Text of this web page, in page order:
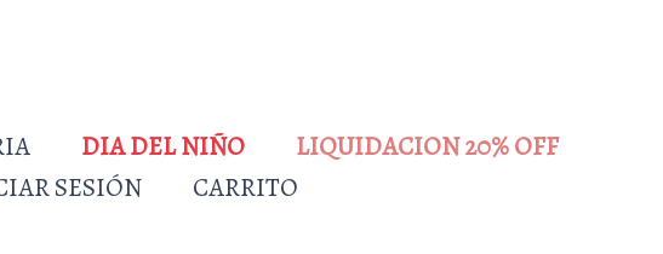
DIA DEL NIÑO
LIQUIDACION 20% OFF
SESIÓN CARRITO